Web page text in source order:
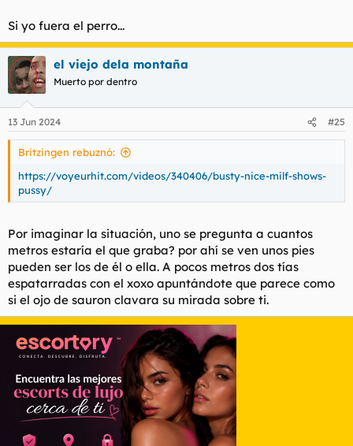
Si yo fuera el perro...
el viejo dela montaña
Muerto por dentro
13 Jun 2024 #25
Britzingen rebuznó:
https://voyeurhit.com/videos/340406/busty-nice-milf-shows-
pussy/
Por imaginar la situación, uno se pregunta a cuantos
metros estaría el que graba? por ahí se ven unos pies
pueden ser los de él o ella. A pocos metros dos tías
espatarradas con el xoxo apuntándote que parece como
si el ojo de sauron clavara su mirada sobre ti.